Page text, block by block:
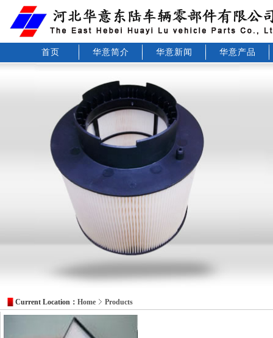
首页 华意简介 华意新闻 华意产品
Current Location： Home Products